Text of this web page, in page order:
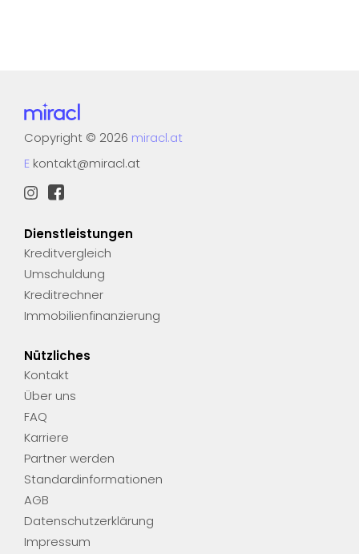
Copyright © 2026 miracl.at
E kontakt@miracl.at
Dienstleistungen
Kreditvergleich
Umschuldung
Kreditrechner
Immobilienfinanzierung
Nützliches
Kontakt
Über uns
FAQ
Karriere
Partner werden
Standardinformationen
AGB
Datenschutzerklärung
Impressum